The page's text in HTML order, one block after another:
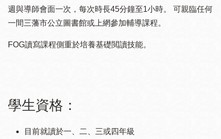
週與導師會面一次，每次時長45分鐘至1小時。 可親臨任何
一間三藩市公立圖書館或上網參加輔導課程。
FOG讀寫課程側重於培養基礎閲讀技能。
學生資格：
目前就讀於一、二、三或四年級